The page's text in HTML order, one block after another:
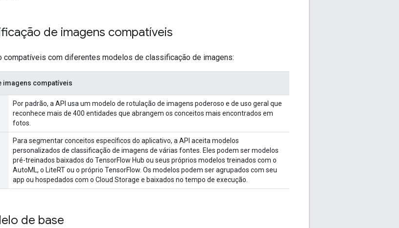
de imagens compatíveis
compatíveis com diferentes modelos de classificação de imagens:
imagens compatíveis
Por padrão, a API usa um modelo de rotulação de imagens poderoso e de uso geral que
reconhece mais de 400 entidades que abrangem os conceitos mais encontrados em
fotos.
Para segmentar conceitos específicos do aplicativo, a API aceita modelos
personalizados de classificação de imagens de várias fontes. Eles podem ser modelos
pré-treinados baixados do TensorFlow Hub ou seus próprios modelos treinados com o
AutoML, o LiteRT ou o próprio TensorFlow. Os modelos podem ser agrupados com seu
app ou hospedados com o Cloud Storage e baixados no tempo de execução.
de base